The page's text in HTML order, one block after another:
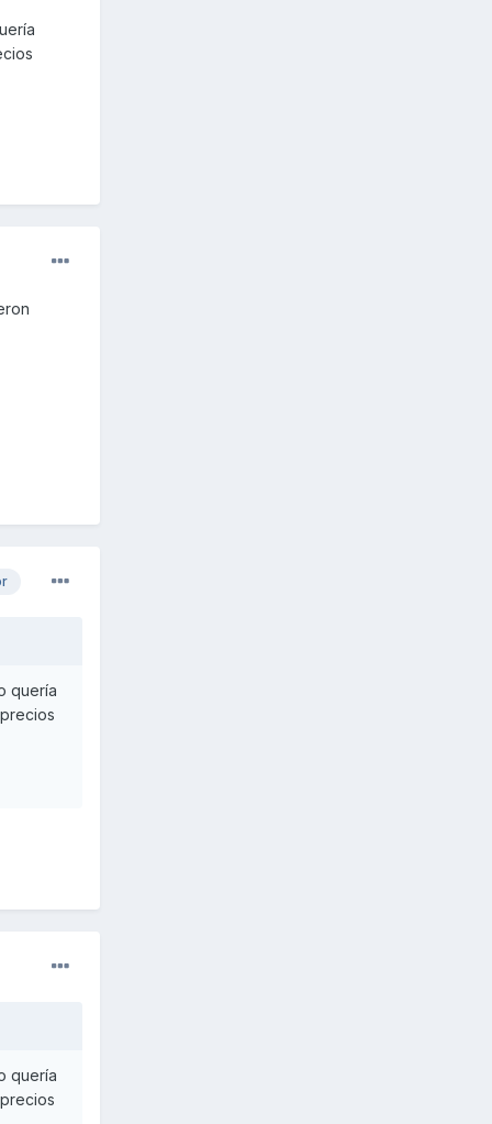
quería
quería